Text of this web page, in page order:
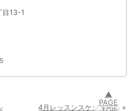
目13-1
4月レッスンスケジュール »
▲
PAGE